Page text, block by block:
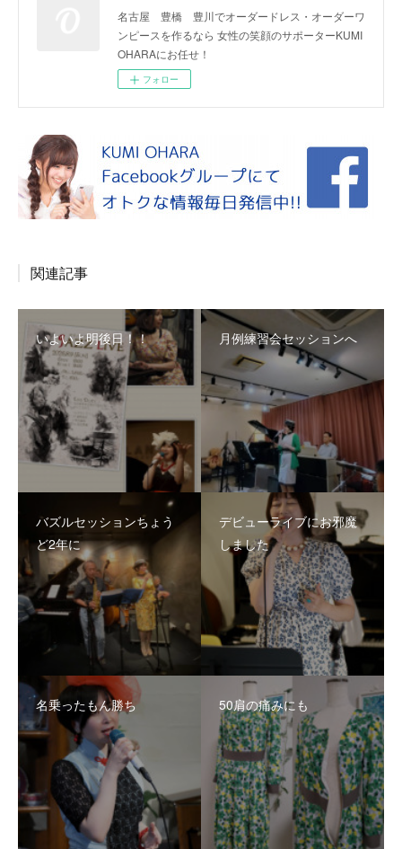
名古屋 豊橋 豊川でオーダードレス・オーダーワ
ンピースを作るなら 女性の笑顔のサポーターKUMI
OHARAにお任せ！
フォロー
関連記事
いよいよ明後日！！ 月例練習会セッションへ
バズルセッションちょう
ど2年に
デビューライブにお邪魔
しました
名乗ったもん勝ち 50肩の痛みにも